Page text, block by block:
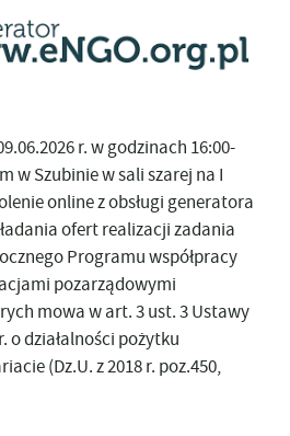
r. w godzinach 16:00-
w Szubinie w sali szarej na I
online z obsługi generatora
ofert realizacji zadania
Programu współpracy
pozarządowymi
mowa w art. 3 ust. 3 Ustawy
o działalności pożytku
(Dz.U. z 2018 r. poz.450,